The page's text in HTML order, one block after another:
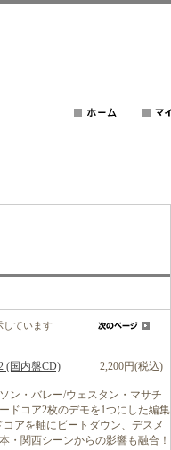
しています
(国内盤CD) 2,200円(税込)
ン・バレー/ウェスタン・マサチ
ドコア2枚のデモを1つにした編集
アを軸にビートダウン、デスメ
・関西シーンからの影響も融合！